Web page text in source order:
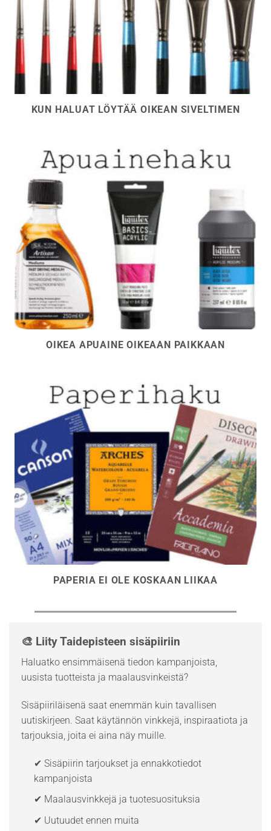
KUN HALUAT LÖYTÄÄ OIKEAN SIVELTIMEN
OIKEA APUAINE OIKEAAN PAIKKAAN
PAPERIA EI OLE KOSKAAN LIIKAA
🎨 Liity Taidepisteen sisäpiiriin
Haluatko ensimmäisenä tiedon kampanjoista,
uusista tuotteista ja maalausvinkeistä?
Sisäpiiriläisenä saat enemmän kuin tavallisen
uutiskirjeen. Saat käytännön vinkkejä, inspiraatiota ja
tarjouksia, joita ei aina näy muille.
✔ Sisäpiirin tarjoukset ja ennakkotiedot
kampanjoista
✔ Maalausvinkkejä ja tuotesuosituksia
✔ Uutuudet ennen muita